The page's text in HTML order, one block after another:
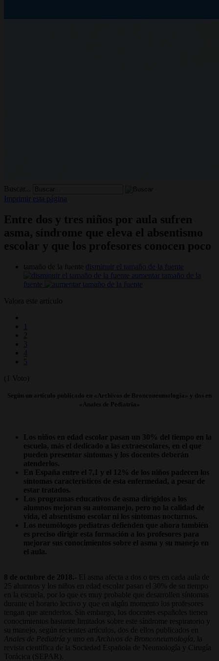
Buscar...
Imprimir esta página
Entre dos y tres niños por aula sufren
asma, síndrome que eleva el absentismo
escolar y que los profesores conocen poco
tamaño de la fuente disminuir el tamaño de la fuente
aumentar tamaño de la
fuente
Valora este artículo
1
2
3
4
5
(1 Voto)
Según un artículo publicado en «Archivos de Bronconeumología» y dos en
«Anales de Pediatría»
Los niños en edad escolar pasan un 30% del tiempo en la
escuela, más el dedicado a las extraescolares, en el que
pueden presentar síntomas y los docentes deberán
atenderlos.
En España entre el 7,1 y el 12% de los niños padecen los
síntomas característicos de esta enfermedad, a pesar de
estar tratados.
Los programas educativos de asma dirigidos a los
alumnos mejoran su automanejo, pero no la calidad de
vida, el absentismo escolar ni los síntomas nocturnos.
Los neumólogos pediatras defienden que ahora también
es preciso dirigir esta formación a los profesores para
mejorar sus conocimientos sobre el asma y su manejo en
el aula.
8 de octubre de 2018.- El asma afecta a dos o tres en cada aula de
25 alumnos y los niños en edad escolar pasan el 30% de su tiempo
en la escuela, por lo que es muy probable que desarrollen síntomas
durante el horario lectivo y que en algún momento los profesores
tengan que atenderlos. Sin embargo, los docentes españoles tienen
conocimientos bastante limitados sobre este síndrome respiratorio y
su manejo, según recientes artículos, dos de ellos publicados en
Anales de Pediatría y uno en Archivos de Bronconeumología , la
revista científica de la Sociedad Española de Neumología y Cirugía
Torácica (SEPAR).